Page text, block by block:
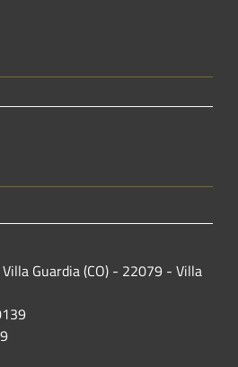
Guardia (CO) - 22079 - Villa